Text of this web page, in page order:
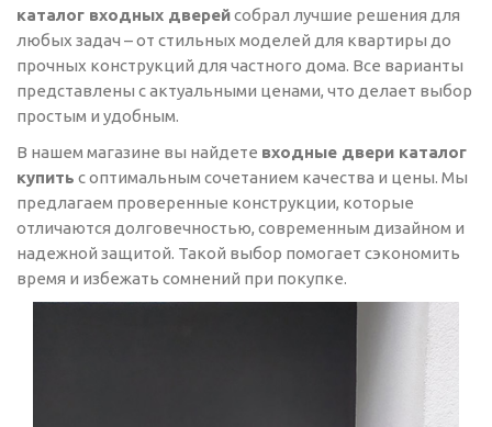
каталог входных дверейсобрал лучшие решения для
любых задач – от стильных моделей для квартиры до
прочных конструкций для частного дома. Все варианты
представлены с актуальными ценами, что делает выбор
простым и удобным.
В нашем магазине вы найдете входные двери каталог
купить с оптимальным сочетанием качества и цены. Мы
предлагаем проверенные конструкции, которые
отличаются долговечностью, современным дизайном и
надежной защитой. Такой выбор помогает сэкономить
время и избежать сомнений при покупке.